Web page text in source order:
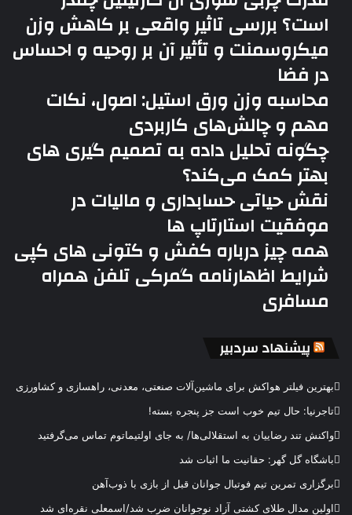
است؟ بررسی تاثیر واقعی بر کاهش وزن
میکروسمنت و تأثیر آن بر روحیه و احساس
در فضا
محاسبه وزن ورق استیل: اصول، نکات
مهم و چالش‌های کاربردی
چگونه تحلیل داده به تصمیم گیری های
بهتر کمک می‌کند؟
نقش حیاتی حسابداری و مالیات در
موفقیت استارتاپ ها
همه چیز درباره کفش و کتونی های کپی
شرایط اظهارنامه گمرکی تلفن همراه
مسافری
پیشنهاد سردبیر
بهترین فیلتر هواکش برای ماشین‌آلات صنعتی، معدنی، راهسازی و کشاورزی
تاجرنیا: حال تیم خوب است جز پنجره بسته!
واکنش تند رضاییان به استقلالی‌ها/ به جای اولتیماتوم تماس می‌گرفتید
باشگاه گل گهر: حقانیت ما اثبات شد
برگزاری تمرین تیم فوتبال جوانان قبل از بازی با ذوب‌آهن
اولین مدال طلای کشتی آزاد نوجوانان ضرب شد/اسمعلی نقره‌ای شد